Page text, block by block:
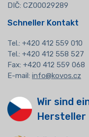
DIČ: CZ00029289
Schneller Kontakt
Tel.: +420 412 559 010
Tel.: +420 412 558 527
Fax: +420 412 559 068
E-mail: info@kovos.cz
Wir sind
Hersteller